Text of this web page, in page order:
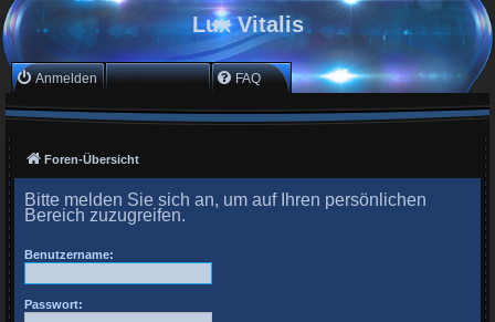
Lux Vitalis
Anmelden Registrieren FAQ
Foren-Übersicht
Bitte melden Sie sich an, um auf Ihren persönlichen
Bereich zuzugreifen.
Benutzername:
Passwort: